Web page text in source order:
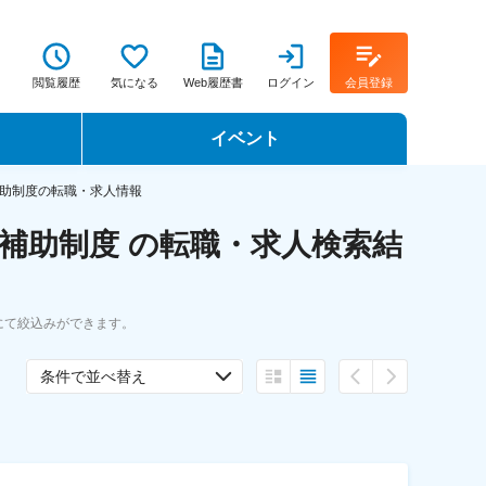
閲覧履歴 気になる Web履歴書 ログイン 会員登録
イベント
転職イベント・転職セミナー
転職フェア
制度の転職・求人情報
助制度 の転職・求人検索結
絞込みができます。
条件で並べ替え